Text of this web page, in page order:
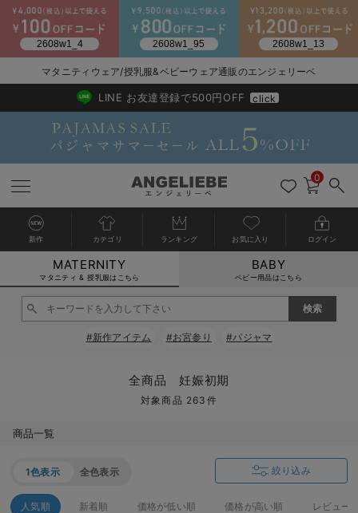
マタニティウェア全て
マタニティ ワンピース
マタニティ トップス
マタニティ アウター（コート）・ママコート
マタニティ 下着・インナー全て
授乳ブラ・マタニティブラ（マタニティインナー・産後用品）
マタニティ 授乳 キャミソール
産褥ショーツ
骨盤・マタニティベルト （妊娠中・産後）
授乳服全て
マタニティ フォーマル全て
マタニティ スーツ
マタニティ ドレス（結婚式・お呼ばれ）
マタニティ フォーマル パンツ・ボトムス
授乳用品全て
妊婦用 抱き枕・授乳クッション
マタニティレッグウェア全て
マタニティストッキング・タイツ
マタニティ ボディケア全て
アウトレット全て
【アウトレット】ワンピース
【アウトレット】パジャマ
【アウトレット】インナー
【アウトレット】ベビー
特集全て
コットン素材
冷房対策
接触冷感素材
再入荷全て
再入荷｜インナー
戻る
送料無料アイテム全て
ワンピース
パジャマ
戻る
ブラキャミ おまとめ
戻る
【37周年祭セール】
【37周年祭セール】
戻る
気温差別オススメア
【15℃】3月下旬～
戻る
動きやすく着回しで
戻る
強撚スムース(コスパ
戻る
マタニティウェア
【おまとめ割】パジ
戻る
こだわりの履き心地
カジュアル
戻る
ジャケット派
ツィード派
戻る
出産準備応援割全て
マタニティパジャマ
戻る
【オフィスカジュア
戻る
レギンスタイプ
戻る
【フォーマル】ワン
戻る
【ベビー】長袖
戻る
ハンカチ
セット
戻る
快適ウェア10%OFF
戻る
春のマタニティワン
セットアップ・ レイ
ワーク・オフィス
戻る
Gift Selection 出産
〜3,000円（税込）
女の子におススメの
戻る
冬の冷え対策インナ
薄くてあったか
レギンス・タイツ
戻る
入院準備の持ち物チ
入院してすぐ使うグ
戻る
冬のあったか特集全て
【冬のあったか特集
マタニティウェア/授乳服&ベビーウェア通販のエンジェリーベ
2026/NewArrival
送料495円(一部地域を除く) 7,700円以上で送料無料
LINE お友達登録で500円OFF click
0
新作 カテゴリ ランキング お気に入り ログイン
MATERNITY
マタニティ & 授乳服はこちら
BABY
ベビー用品はこちら
#新作アイテム #お宮参り #パジャマ
全商品 妊娠初期
対象商品 263件
商品一覧
1色表示 全色表示 絞り込み
人気順 新着順 価格が低い順 価格が高い順 レビュー
カートに入れる
閉じる